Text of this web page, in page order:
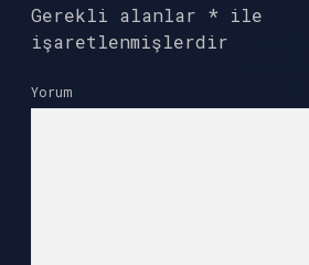
Gerekli alanlar * ile
işaretlenmişlerdir
Yorum